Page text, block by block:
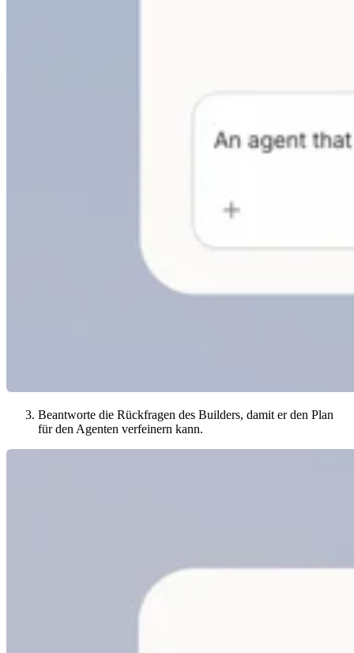
Beantworte die Rückfragen des Builders, damit er den Plan
für den Agenten verfeinern kann.